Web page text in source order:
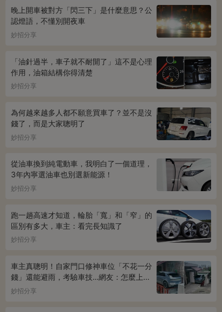
晚上開車被對方「閃三下」是什麼意思？公
認燈語，不懂別開夜車
妙招分享
「油針過半，車子就不耐開了」這不是心理
作用，油箱結構你得清楚
妙招分享
為何越來越多人都不願意買車了？並不是沒
錢了，而是大家聰明了
妙招分享
從油車換到純電動車，我明白了一個道理，
3年內寧選油車也別選新能源！
妙招分享
跑一趟高速才知道，輪胎「寬」和「窄」的
區別有多大，車主：看完長知識了
妙招分享
車主真聰明！自家門口修神車位「不花一分
錢」還能避雨，考驗車技...網友：怎麼上下
車
妙招分享